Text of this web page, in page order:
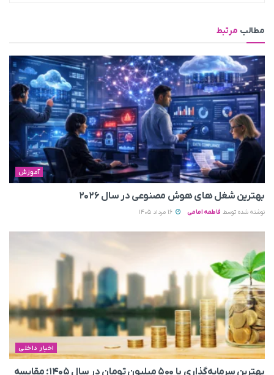
مطالب مرتبط
آموزش
بهترین شغل های هوش مصنوعی در سال ۲۰۲۶
نوشته شده توسط فاطمه امامی
اخبار داخلی
بهترین سرمایه‌گذاری با ۵۰۰ میلیون تومان در سال ۱۴۰۵؛ مقایسه